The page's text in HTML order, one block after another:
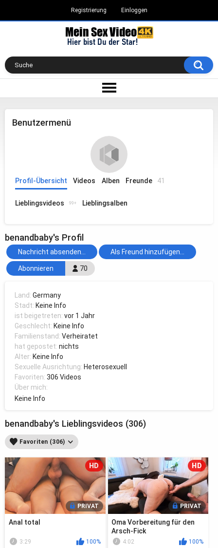
Registrierung Einloggen
Benutzermenü
Profil-Übersicht Videos Alben Freunde 41
Lieblingsvideos 99+ Lieblingsalben
benandbaby's Profil
70
Abonnieren
Nachricht absenden... Als Freund hinzufügen...
Land:Germany
Stadt: Keine Info
ist beigetreten:vor 1 Jahr
Geschlecht: Keine Info
Familienstand:Verheiratet
hat gepostet:nichts
Alter: Keine Info
Sexuelle Ausrichtung: Heterosexuell
Favoriten:306 Videos
Über mich:
Keine Info
benandbaby's Lieblingsvideos (306)
Favoriten (306)
PRIVAT
HD
Anal total
3:29
100%
PRIVAT
HD
Oma Vorbereitung für den
Arsch-Fick
4:02
100%